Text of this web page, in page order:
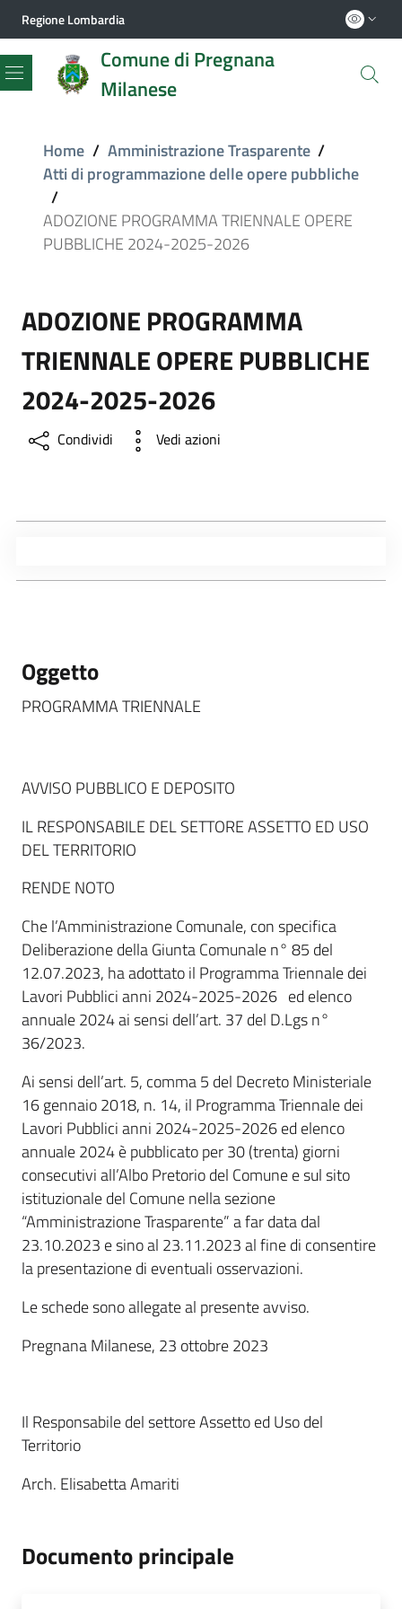
Regione Lombardia
Comune di Pregnana
Milanese
Menu
Home / Amministrazione Trasparente /
Atti di programmazione delle opere pubbliche
/
ADOZIONE PROGRAMMA TRIENNALE OPERE
PUBBLICHE 2024-2025-2026
ADOZIONE PROGRAMMA
TRIENNALE OPERE PUBBLICHE
2024-2025-2026
Condividi Vedi azioni
Oggetto
PROGRAMMA TRIENNALE
AVVISO PUBBLICO E DEPOSITO
IL RESPONSABILE DEL SETTORE ASSETTO ED USO
DEL TERRITORIO
RENDE NOTO
Che l’Amministrazione Comunale, con specifica
Deliberazione della Giunta Comunale n° 85 del
12.07.2023, ha adottato il Programma Triennale dei
Lavori Pubblici anni 2024-2025-2026 ed elenco
annuale 2024 ai sensi dell’art. 37 del D.Lgs n°
36/2023.
Ai sensi dell’art. 5, comma 5 del Decreto Ministeriale
16 gennaio 2018, n. 14, il Programma Triennale dei
Lavori Pubblici anni 2024-2025-2026 ed elenco
annuale 2024 è pubblicato per 30 (trenta) giorni
consecutivi all’Albo Pretorio del Comune e sul sito
istituzionale del Comune nella sezione
“Amministrazione Trasparente” a far data dal
23.10.2023 e sino al 23.11.2023 al fine di consentire
la presentazione di eventuali osservazioni.
Le schede sono allegate al presente avviso.
Pregnana Milanese, 23 ottobre 2023
Il Responsabile del settore Assetto ed Uso del
Territorio
Arch. Elisabetta Amariti
Documento principale